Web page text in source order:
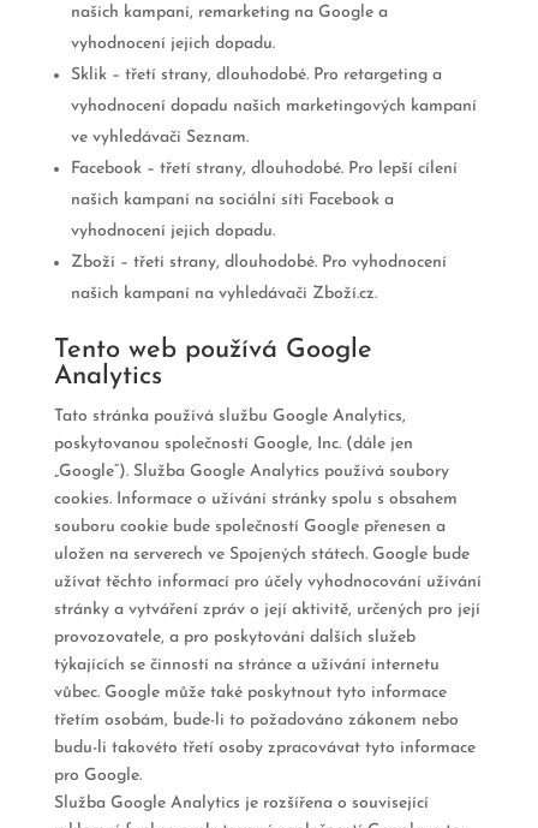
našich kampaní, remarketing na Google a
vyhodnocení jejich dopadu.
Sklik – třetí strany, dlouhodobé. Pro retargeting a
vyhodnocení dopadu našich marketingových kampaní
ve vyhledávači Seznam.
Facebook – třetí strany, dlouhodobé. Pro lepší cílení
našich kampaní na sociální síti Facebook a
vyhodnocení jejich dopadu.
Zboží – třetí strany, dlouhodobé. Pro vyhodnocení
našich kampaní na vyhledávači Zboží.cz.
Tento web používá Google
Analytics
Tato stránka používá službu Google Analytics,
poskytovanou společností Google, Inc. (dále jen
„Google“). Služba Google Analytics používá soubory
cookies. Informace o užívání stránky spolu s obsahem
souboru cookie bude společností Google přenesen a
uložen na serverech ve Spojených státech. Google bude
užívat těchto informací pro účely vyhodnocování užívání
stránky a vytváření zpráv o její aktivitě, určených pro její
provozovatele, a pro poskytování dalších služeb
týkajících se činností na stránce a užívání internetu
vůbec. Google může také poskytnout tyto informace
třetím osobám, bude-li to požadováno zákonem nebo
budu-li takovéto třetí osoby zpracovávat tyto informace
pro Google.
Služba Google Analytics je rozšířena o související